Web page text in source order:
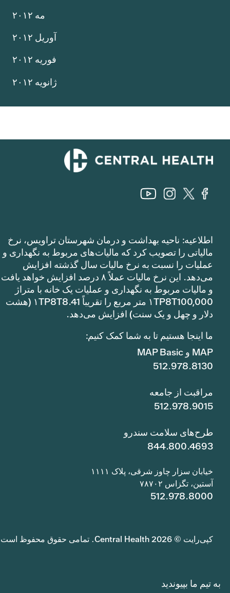
مه ۲۰۱۲
آوریل ۲۰۱۲
فوریه ۲۰۱۲
ژانویه ۲۰۱۲
اطلاعیه: ناحیه بهداشت و درمان شهرستان تراویس، نرخ
مالیاتی را تصویب کرد که مالیات‌های مربوط به نگهداری و
عملیات را نسبت به نرخ مالیات سال گذشته افزایش
می‌دهد. این نرخ مالیات عملاً ۸ درصد افزایش خواهد یافت
و مالیات مربوط به نگهداری و عملیات یک خانه با متراژ
۱TP8T100,000 متر مربع را تقریباً ۱TP8T8.41 (هشت
دلار و چهل و یک سنت) افزایش می‌دهد.
ما اینجا هستیم تا به شما کمک کنیم:
MAP و MAP Basic
512.978.8130
مراقبت از جامعه
512.978.9015
طرح‌های سلامت سندرو
844.800.4693
خیابان سزار چاوز شرقی، پلاک ۱۱۱۱
آستین، تگزاس ۷۸۷۰۲
512.978.8000
کپی‌رایت © 2026 Central Health. تمامی حقوق محفوظ است.
به تیم ما بپیوندید